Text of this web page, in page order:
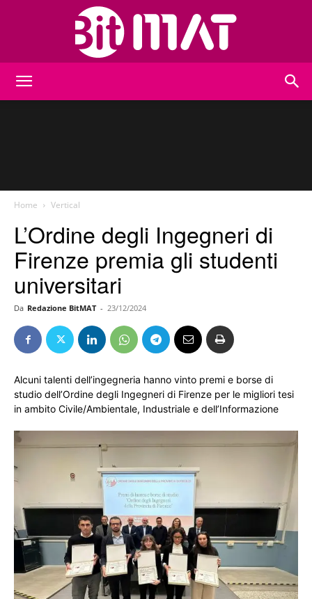
Home Vertical
L’Ordine degli Ingegneri di
Firenze premia gli studenti
universitari
Da Redazione BitMAT - 23/12/2024
Alcuni talenti dell’ingegneria hanno vinto premi e borse di
studio dell’Ordine degli Ingegneri di Firenze per le migliori tesi
in ambito Civile/Ambientale, Industriale e dell’Informazione